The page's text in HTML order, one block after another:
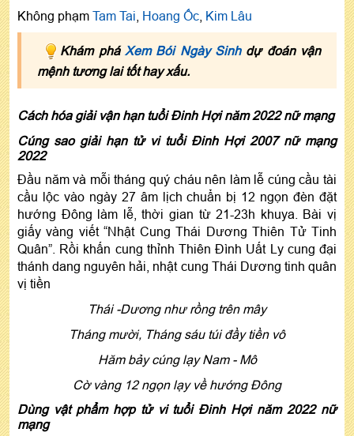
Không phạm Tam Tai Hoang Ốc Kim Lâu
Khám phá Xem Bói Ngày Sinhdự đoán vận
mệnh tương lai tốt hay xấu.
Cách hóa giải vận hạn tuổi Đinh Hợi năm 2022 nữ mạng
Cúng sao giải hạn tử vi tuổi Đinh Hợi 2007 nữ mạng
2022
Đầu năm và mỗi tháng quý cháu nên làm lễ cúng cầu tài
cầu lộc vào ngày 27 âm lịch chuẩn bị 12 ngọn đèn đặt
hướng Đông làm lễ, thời gian từ 21-23h khuya. Bài vị
giấy vàng viết “Nhật Cung Thái Dương Thiên Tử Tinh
Quân”. Rồi khấn cung thỉnh Thiên Đình Uất Ly cung đại
thánh dang nguyên hải, nhật cung Thái Dương tinh quân
vị tiền
Thái -Dương như rồng trên mây
Tháng mười, Tháng sáu túi đầy tiền vô
Hăm bảy cúng lạy Nam - Mô
Cờ vàng 12 ngọn lạy về hướng Đông
Dùng vật phẩm hợp tử vi tuổi Đinh Hợi năm 2022 nữ
mạng